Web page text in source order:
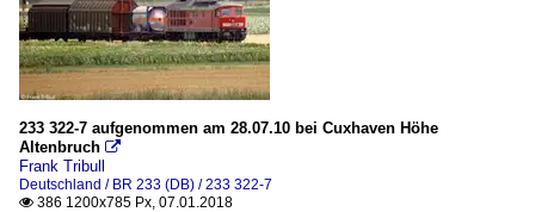
233 322-7 aufgenommen am 28.07.10 bei Cuxhaven Höhe
Altenbruch 
Frank Tribull
Deutschland / BR 233 (DB) / 233 322-7
 386 1200x785 Px, 07.01.2018